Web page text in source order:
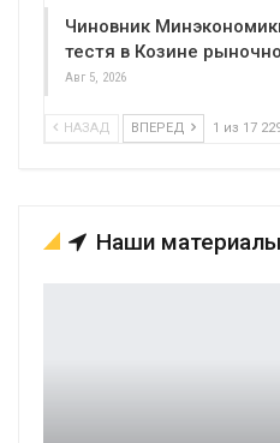
Чиновник
тестя в Козине
Авг 5, 2026
НАЗАД ВПЕРЕД 1 из 17
Наши материалы